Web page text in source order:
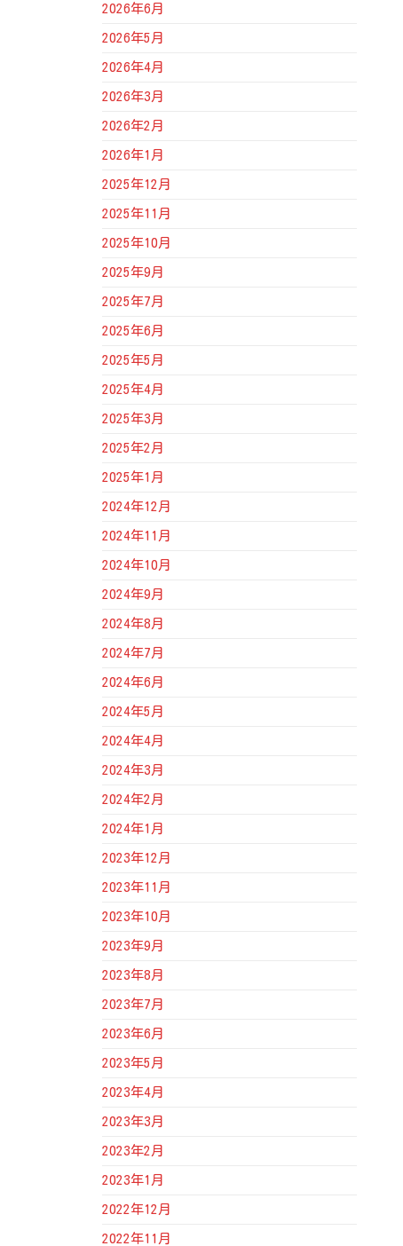
2026年6月
2026年5月
2026年4月
2026年3月
2026年2月
2026年1月
2025年12月
2025年11月
2025年10月
2025年9月
2025年7月
2025年6月
2025年5月
2025年4月
2025年3月
2025年2月
2025年1月
2024年12月
2024年11月
2024年10月
2024年9月
2024年8月
2024年7月
2024年6月
2024年5月
2024年4月
2024年3月
2024年2月
2024年1月
2023年12月
2023年11月
2023年10月
2023年9月
2023年8月
2023年7月
2023年6月
2023年5月
2023年4月
2023年3月
2023年2月
2023年1月
2022年12月
2022年11月